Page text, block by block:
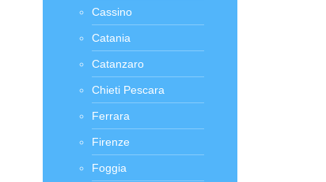
Cassino
Catania
Catanzaro
Chieti Pescara
Ferrara
Firenze
Foggia